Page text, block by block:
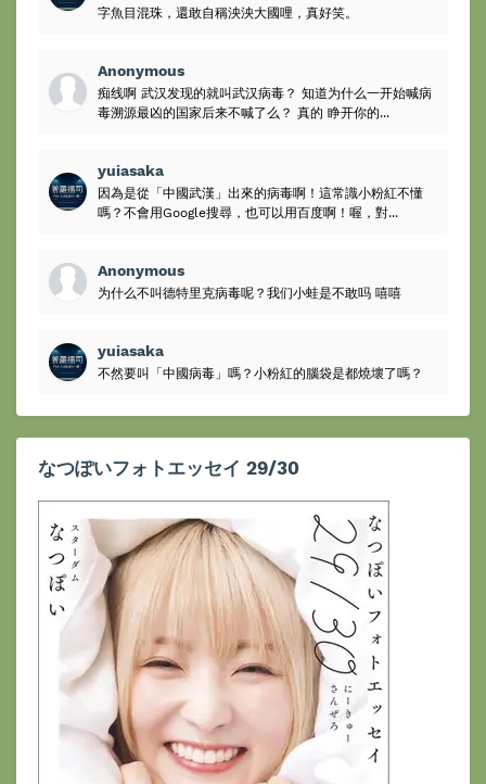
字魚目混珠，還敢自稱泱泱大國哩，真好笑。
Anonymous
痴线啊 武汉发现的就叫武汉病毒？ 知道为什么一开始喊病
毒溯源最凶的国家后来不喊了么？ 真的 睁开你的...
yuiasaka
因為是從「中國武漢」出來的病毒啊！這常識小粉紅不懂
嗎？不會用Google搜尋，也可以用百度啊！喔，對...
Anonymous
为什么不叫德特里克病毒呢？我们小蛙是不敢吗 嘻嘻
yuiasaka
不然要叫「中國病毒」嗎？小粉紅的腦袋是都燒壞了嗎？
なつぽいフォトエッセイ 29/30